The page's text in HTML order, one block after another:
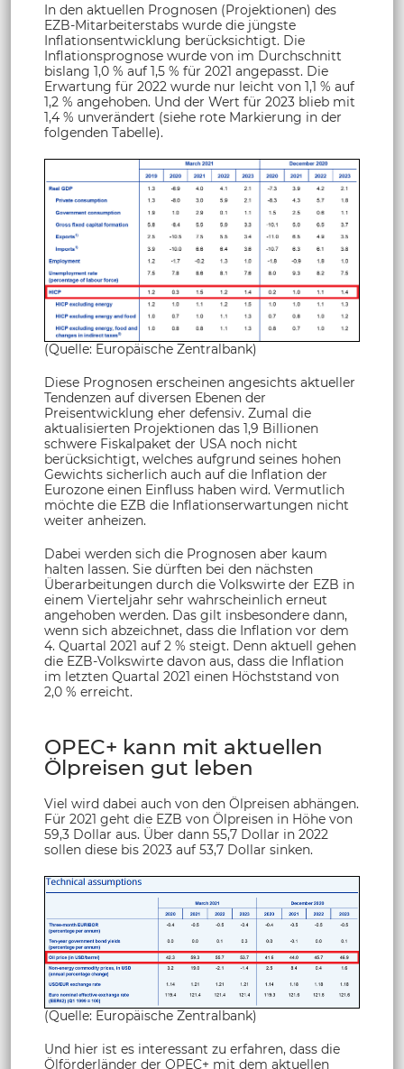
In den aktuellen Prognosen (Projektionen) des
EZB-Mitarbeiterstabs wurde die jüngste
Inflationsentwicklung berücksichtigt. Die
Inflationsprognose wurde von im Durchschnitt
bislang 1,0 % auf 1,5 % für 2021 angepasst. Die
Erwartung für 2022 wurde nur leicht von 1,1 % auf
1,2 % angehoben. Und der Wert für 2023 blieb mit
1,4 % unverändert (siehe rote Markierung in der
folgenden Tabelle).
(Quelle: Europäische Zentralbank)
Diese Prognosen erscheinen angesichts aktueller
Tendenzen auf diversen Ebenen der
Preisentwicklung eher defensiv. Zumal die
aktualisierten Projektionen das 1,9 Billionen
schwere Fiskalpaket der USA noch nicht
berücksichtigt, welches aufgrund seines hohen
Gewichts sicherlich auch auf die Inflation der
Eurozone einen Einfluss haben wird. Vermutlich
möchte die EZB die Inflationserwartungen nicht
weiter anheizen.
Dabei werden sich die Prognosen aber kaum
halten lassen. Sie dürften bei den nächsten
Überarbeitungen durch die Volkswirte der EZB in
einem Vierteljahr sehr wahrscheinlich erneut
angehoben werden. Das gilt insbesondere dann,
wenn sich abzeichnet, dass die Inflation vor dem
4. Quartal 2021 auf 2 % steigt. Denn aktuell gehen
die EZB-Volkswirte davon aus, dass die Inflation
im letzten Quartal 2021 einen Höchststand von
2,0 % erreicht.
OPEC+ kann mit aktuellen
Ölpreisen gut leben
Viel wird dabei auch von den Ölpreisen abhängen.
Für 2021 geht die EZB von Ölpreisen in Höhe von
59,3 Dollar aus. Über dann 55,7 Dollar in 2022
sollen diese bis 2023 auf 53,7 Dollar sinken.
(Quelle: Europäische Zentralbank)
Und hier ist es interessant zu erfahren, dass die
Ölförderländer der OPEC+ mit dem aktuellen